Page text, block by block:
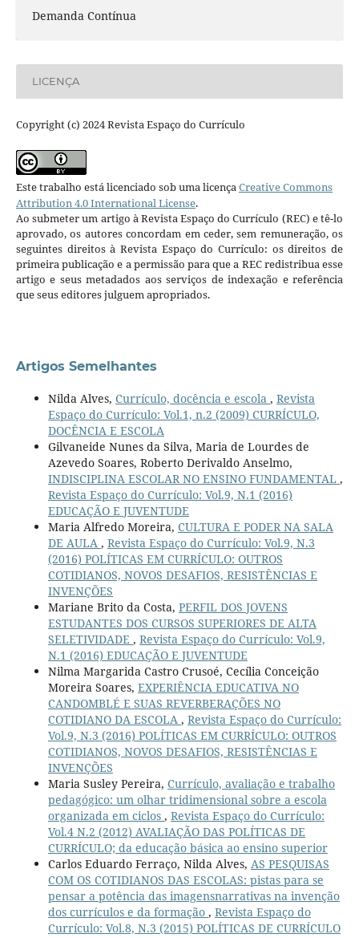
Demanda Contínua
LICENÇA
Copyright (c) 2024 Revista Espaço do Currículo
Este trabalho está licenciado sob uma licençaCreative Commons
Attribution 4.0 International License.
Ao submeter um artigo à Revista Espaço do Currículo (REC) e tê-lo
aprovado, os autores concordam em ceder, sem remuneração, os
seguintes direitos à Revista Espaço do Currículo: os direitos de
primeira publicação e a permissão para que a REC redistribua esse
artigo e seus metadados aos serviços de indexação e referência
que seus editores julguem apropriados.
Artigos Semelhantes
Nilda Alves, Currículo, docência e escola , Revista
Espaço do Currículo: Vol.1, n.2 (2009) CURRÍCULO,
DOCÊNCIA E ESCOLA
Gilvaneide Nunes da Silva, Maria de Lourdes de
Azevedo Soares, Roberto Derivaldo Anselmo,
INDISCIPLINA ESCOLAR NO ENSINO FUNDAMENTAL ,
Revista Espaço do Currículo: Vol.9, N.1 (2016)
EDUCAÇÃO E JUVENTUDE
Maria Alfredo Moreira, CULTURA E PODER NA SALA
DE AULA , Revista Espaço do Currículo: Vol.9, N.3
(2016) POLÍTICAS EM CURRÍCULO: OUTROS
COTIDIANOS, NOVOS DESAFIOS, RESISTÊNCIAS E
INVENÇÕES
Mariane Brito da Costa, PERFIL DOS JOVENS
ESTUDANTES DOS CURSOS SUPERIORES DE ALTA
SELETIVIDADE , Revista Espaço do Currículo: Vol.9,
N.1 (2016) EDUCAÇÃO E JUVENTUDE
Nilma Margarida Castro Crusoé, Cecília Conceição
Moreira Soares, EXPERIÊNCIA EDUCATIVA NO
CANDOMBLÉ E SUAS REVERBERAÇÕES NO
COTIDIANO DA ESCOLA , Revista Espaço do Currículo:
Vol.9, N.3 (2016) POLÍTICAS EM CURRÍCULO: OUTROS
COTIDIANOS, NOVOS DESAFIOS, RESISTÊNCIAS E
INVENÇÕES
Maria Susley Pereira, Currículo, avaliação e trabalho
pedagógico: um olhar tridimensional sobre a escola
organizada em ciclos , Revista Espaço do Currículo:
Vol.4 N.2 (2012) AVALIAÇÃO DAS POLÍTICAS DE
CURRÍCULO; da educação básica ao ensino superior
Carlos Eduardo Ferraço, Nilda Alves, AS PESQUISAS
COM OS COTIDIANOS DAS ESCOLAS: pistas para se
pensar a potência das imagensnarrativas na invenção
dos currículos e da formação , Revista Espaço do
Currículo: Vol.8, N.3 (2015) POLÍTICAS DE CURRÍCULO